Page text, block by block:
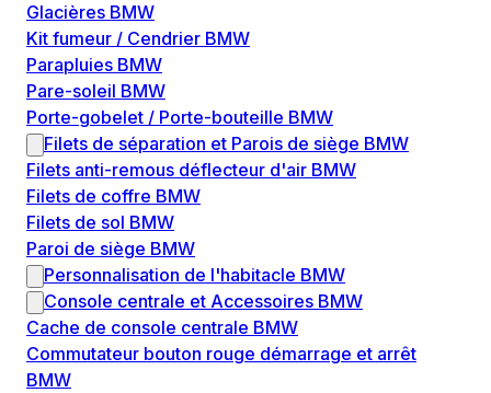
Glacières BMW
Kit fumeur / Cendrier BMW
Parapluies BMW
Pare-soleil BMW
Porte-gobelet / Porte-bouteille BMW
Filets de séparation et Parois de siège BMW
Filets anti-remous déflecteur d'air BMW
Filets de coffre BMW
Filets de sol BMW
Paroi de siège BMW
Personnalisation de l'habitacle BMW
Console centrale et Accessoires BMW
Cache de console centrale BMW
Commutateur bouton rouge démarrage et arrêt
BMW